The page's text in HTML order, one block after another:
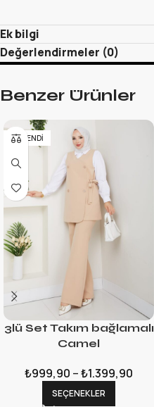
Ek bilgi
Değerlendirmeler (0)
Benzer Ürünler
TÜKENDI
3lü Set Takım bağlamalı
Camel
₺999,90 –₺1.399,90
SEÇENEKLER